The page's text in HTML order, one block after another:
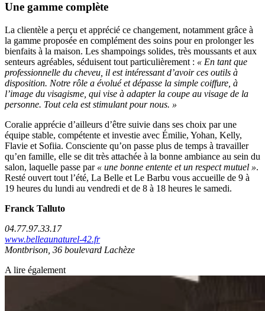
Une gamme complète
La clientèle a perçu et apprécié ce changement, notamment grâce à
la gamme proposée en complément des soins pour en prolonger les
bienfaits à la maison. Les shampoings solides, très moussants et aux
senteurs agréables, séduisent tout particulièrement : « En tant que
professionnelle du cheveu, il est intéressant d’avoir ces outils à
disposition. Notre rôle a évolué et dépasse la simple coiffure, à
l’image du visagisme, qui vise à adapter la coupe au visage de la
personne. Tout cela est stimulant pour nous. »
Coralie apprécie d’ailleurs d’être suivie dans ses choix par une
équipe stable, compétente et investie avec Émilie, Yohan, Kelly,
Flavie et Sofiia. Consciente qu’on passe plus de temps à travailler
qu’en famille, elle se dit très attachée à la bonne ambiance au sein du
salon, laquelle passe par « une bonne entente et un respect mutuel ».
Resté ouvert tout l’été, La Belle et Le Barbu vous accueille de 9 à
19 heures du lundi au vendredi et de 8 à 18 heures le samedi.
Franck Talluto
04.77.97.33.17
www.belleaunaturel-42.fr
Montbrison, 36 boulevard Lachèze
A lire également